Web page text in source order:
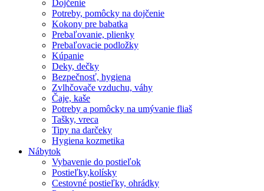
Dojčenie
Potreby, pomôcky na dojčenie
Kokony pre babatka
Prebaľovanie, plienky
Prebaľovacie podložky
Kúpanie
Deky, dečky
Bezpečnosť, hygiena
Zvlhčovače vzduchu, váhy
Čaje, kaše
Potreby a pomôcky na umývanie fliaš
Tašky, vreca
Tipy na darčeky
Hygiena kozmetika
Nábytok
Vybavenie do postieľok
Postieľky,kolísky
Cestovné postieľky, ohrádky